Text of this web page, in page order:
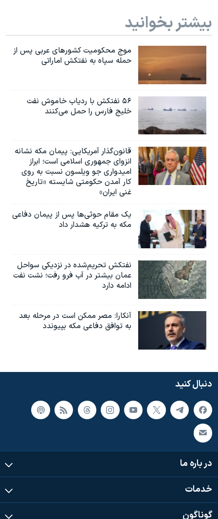
بیشتر بخوانید
موج محکومیت کشورهای عربی پس از
حمله سپاه به نفتکش اماراتی
۵۶ نفتکش با ردیاب خاموش نفت
خلیج فارس را حمل می‌کنند
قانون‌گذار آمریکایی: پیمان مکه نشانه
انزوای جمهوری اسلامی است؛ ابراز
امیدواری جو ویلسون نسبت به روی
کار آمدن حکومتی شایسته «تاریخ
غنی ایران»
یک مقام حوثی‌ها پس از پیمان دفاعی
مکه به ترکیه هشدار داد
نفتکش تحریم‌شده در نزدیکی سواحل
عمان بیشتر در آب فرو رفت؛ نشت نفت
ادامه دارد
آنکارا: مصر ممکن است در مرحله بعد
به توافق دفاعی مکه بپیوندد
دنبال کنید
در باره ما
خدمات
گوناگون